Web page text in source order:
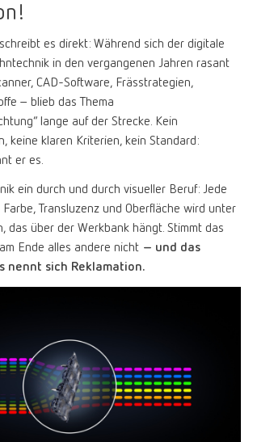
es direkt: Während sich der digitale
in den vergangenen Jahren rasant
CAD-Software, Frässtrategien,
– blieb das Thema
lange auf der Strecke. Kein
keine klaren Kriterien, kein Standard:
er es.
ein durch und durch visueller Beruf: Jede
Transluzenz und Oberfläche wird unter
das über der Werkbank hängt. Stimmt das
Ende alles andere nicht – und das
nennt sich Reklamation.